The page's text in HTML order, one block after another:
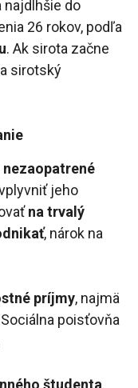
najdlhšie do
26 rokov, podľa
. Ak sirota začne
sirotský
nezaopatrené
jeho
na trvalý
, nárok na
príjmy, najmä
poisťovňa
študenta,